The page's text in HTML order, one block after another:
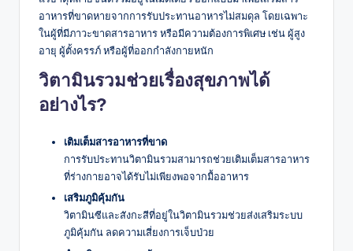
อาหารที่ขาดหายจากการรับประทานอาหารไม่สมดุล โดยเฉพาะ
ในผู้ที่มีภาวะขาดสารอาหาร หรือมีความต้องการพิเศษ เช่น ผู้สูง
อายุ ผู้ตั้งครรภ์ หรือผู้ที่ออกกำลังกายหนัก
วิตามินรวมช่วยเรื่องสุขภาพได้
อย่างไร?
เติมเต็มสารอาหารที่ขาด
การรับประทานวิตามินรวมสามารถช่วยเติมเต็มสารอาหาร
ที่ร่างกายอาจได้รับไม่เพียงพอจากมื้ออาหาร
เสริมภูมิคุ้มกัน
วิตามินซีและสังกะสีที่อยู่ในวิตามินรวมช่วยส่งเสริมระบบ
ภูมิคุ้มกัน ลดความเสี่ยงการเจ็บป่วย